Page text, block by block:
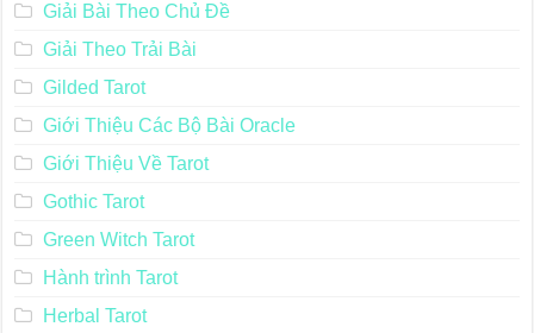
Giải Bài Theo Chủ Đề
Giải Theo Trải Bài
Gilded Tarot
Giới Thiệu Các Bộ Bài Oracle
Giới Thiệu Về Tarot
Gothic Tarot
Green Witch Tarot
Hành trình Tarot
Herbal Tarot